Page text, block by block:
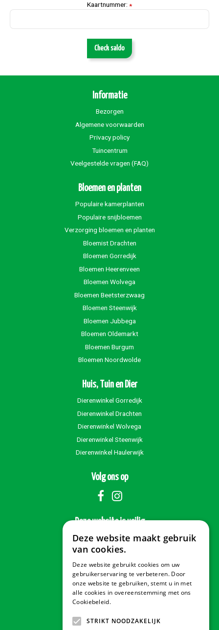
Kaartnummer: *
Check saldo
Informatie
Bezorgen
Algemene voorwaarden
Privacy policy
Tuincentrum
Veelgestelde vragen (FAQ)
Bloemen en planten
Populaire kamerplanten
Populaire snijbloemen
Verzorging bloemen en planten
Bloemist Drachten
Bloemen Gorredijk
Bloemen Heerenveen
Bloemen Wolvega
Bloemen Beetsterzwaag
Bloemen Steenwijk
Bloemen Jubbega
Bloemen Oldemarkt
Bloemen Burgum
Bloemen Noordwolde
Huis, Tuin en Dier
Dierenwinkel Gorredijk
Dierenwinkel Drachten
Dierenwinkel Wolvega
Dierenwinkel Steenwijk
Dierenwinkel Haulerwijk
Volg ons op
Deze website is veilig
Veilig betalen
Contact & Openingstijden
Deze website maakt gebruik
van cookies.
Deze website gebruikt cookies om uw
gebruikerservaring te verbeteren. Door
onze website te gebruiken, stemt u in met
alle cookies in overeenstemming met ons
Cookiebeleid.
STRIKT NOODZAKELIJK